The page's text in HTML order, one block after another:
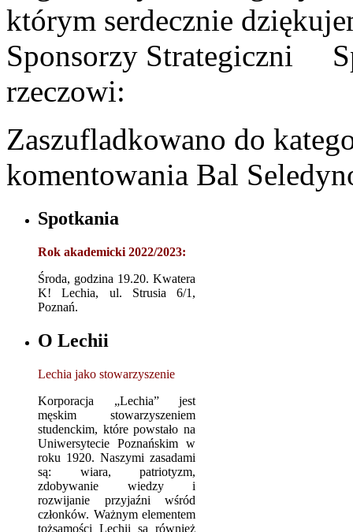
którym serdecznie
Sponsorzy Strategiczni
rzeczowi:
Zaszufladkowano do
komentowania Bal
Spotkania
Rok akademicki 2022/2023:
Środa, godzina 19.20. Kwatera
K! Lechia, ul. Strusia 6/1,
Poznań.
O Lechii
Lechia jako stowarzyszenie
Korporacja „Lechia” jest
męskim stowarzyszeniem
studenckim, które powstało na
Uniwersytecie Poznańskim w
roku 1920. Naszymi zasadami
są: wiara, patriotyzm,
zdobywanie wiedzy i
rozwijanie przyjaźni wśród
członków. Ważnym elementem
tożsamości Lechii są również